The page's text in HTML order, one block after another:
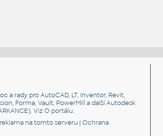
a rady pro AutoCAD, LT, Inventor, Revit,
Forma, Vault, PowerMill a další Autodesk
VizO portálu.
na tomto serveru |Ochrana